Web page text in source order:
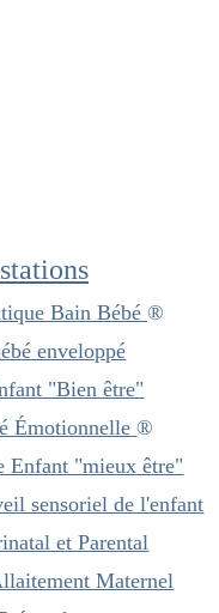
Bain Bébé ®️
enveloppé
"Bien être"
Émotionnelle ®️
Enfant "mieux être"
sensoriel de l'enfant
et Parental
Maternel